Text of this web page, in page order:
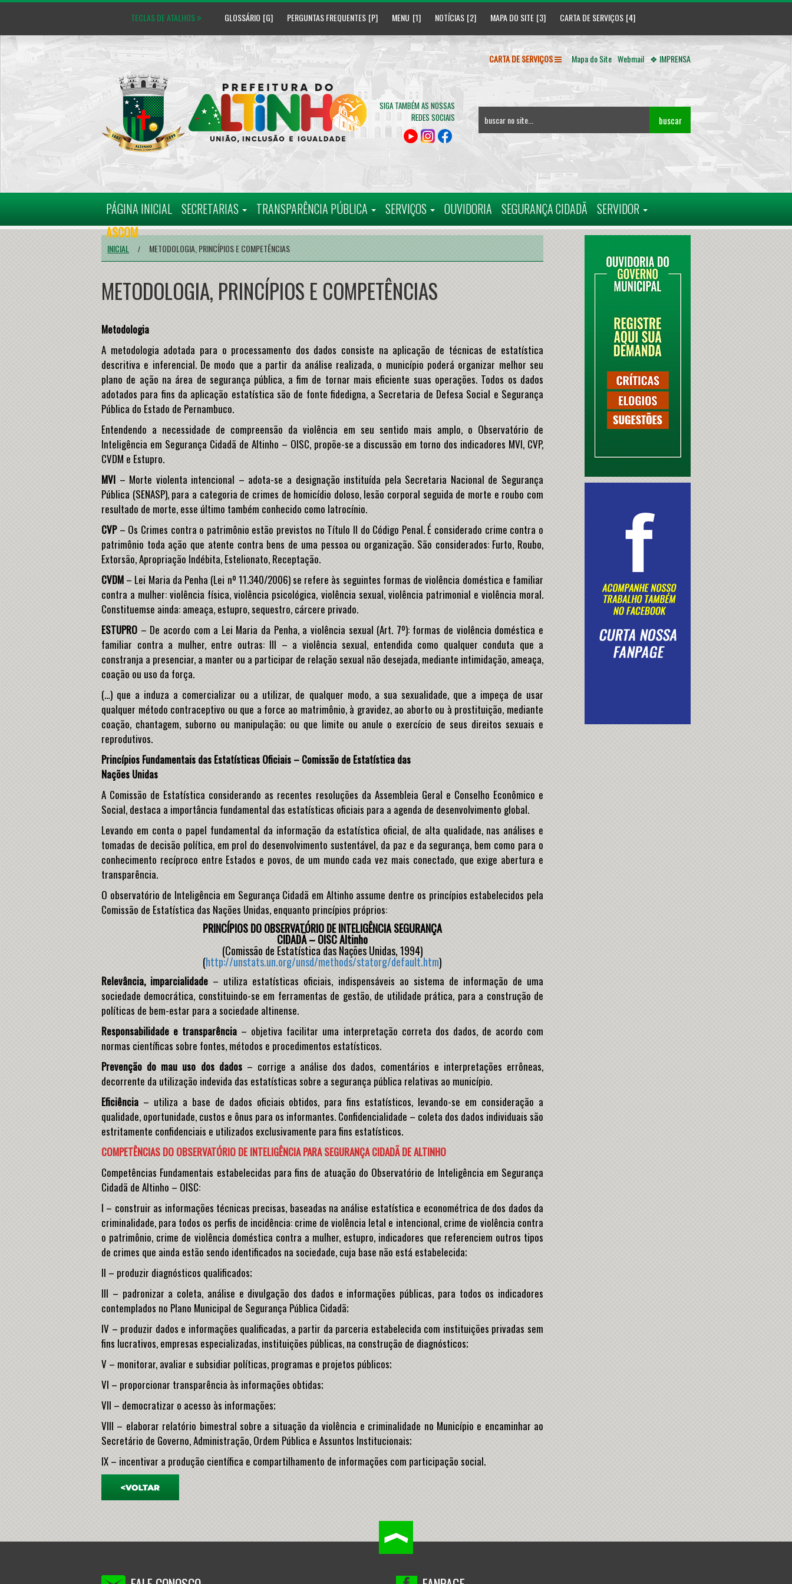
TECLAS DE ATALHOS GLOSSÁRIO PERGUNTAS FREQUENTES MENU NOTÍCIAS MAPA DO SITE CARTA DE SERVIÇOS
❖ IMPRENSA
Webmail
Mapa do Site
CARTA DE SERVIÇOS
buscar
SIGA TAMBÉM AS NOSSAS
REDES SOCIAIS
PÁGINA INICIAL SECRETARIAS TRANSPARÊNCIA PÚBLICA SERVIÇOS OUVIDORIA SEGURANÇA CIDADÃ SERVIDOR
ASCOM
INICIAL / METODOLOGIA, PRINCÍPIOS E COMPETÊNCIAS
METODOLOGIA, PRINCÍPIOS E COMPETÊNCIAS
Metodologia
A metodologia adotada para o processamento dos dados consiste na aplicação de técnicas de estatística
descritiva e inferencial. De modo que a partir da análise realizada, o município poderá organizar melhor seu
plano de ação na área de segurança pública, a fim de tornar mais eficiente suas operações. Todos os dados
adotados para fins da aplicação estatística são de fonte fidedigna, a Secretaria de Defesa Social e Segurança
Pública do Estado de Pernambuco.
Entendendo a necessidade de compreensão da violência em seu sentido mais amplo, o Observatório de
Inteligência em Segurança Cidadã de Altinho – OISC, propõe-se a discussão em torno dos indicadores MVI, CVP,
CVDM e Estupro.
MVI– Morte violenta intencional – adota-se a designação instituída pela Secretaria Nacional de Segurança
Pública (SENASP), para a categoria de crimes de homicídio doloso, lesão corporal seguida de morte e roubo com
resultado de morte, esse último também conhecido como latrocínio.
CVP– Os Crimes contra o patrimônio estão previstos no Título II do Código Penal. É considerado crime contra o
patrimônio toda ação que atente contra bens de uma pessoa ou organização. São considerados: Furto, Roubo,
Extorsão, Apropriação Indébita, Estelionato, Receptação.
CVDM– Lei Maria da Penha (Lei nº 11.340/2006) se refere às seguintes formas de violência doméstica e familiar
contra a mulher: violência física, violência psicológica, violência sexual, violência patrimonial e violência moral.
Constituemse ainda: ameaça, estupro, sequestro, cárcere privado.
ESTUPRO– De acordo com a Lei Maria da Penha, a violência sexual (Art. 7º): formas de violência doméstica e
familiar contra a mulher, entre outras: III – a violência sexual, entendida como qualquer conduta que a
constranja a presenciar, a manter ou a participar de relação sexual não desejada, mediante intimidação, ameaça,
coação ou uso da força.
(…) que a induza a comercializar ou a utilizar, de qualquer modo, a sua sexualidade, que a impeça de usar
qualquer método contraceptivo ou que a force ao matrimônio, à gravidez, ao aborto ou à prostituição, mediante
coação, chantagem, suborno ou manipulação; ou que limite ou anule o exercício de seus direitos sexuais e
reprodutivos.
Princípios Fundamentais das Estatísticas Oficiais – Comissão de Estatística das
Nações Unidas
A Comissão de Estatística considerando as recentes resoluções da Assembleia Geral e Conselho Econômico e
Social, destaca a importância fundamental das estatísticas oficiais para a agenda de desenvolvimento global.
Levando em conta o papel fundamental da informação da estatística oficial, de alta qualidade, nas análises e
tomadas de decisão política, em prol do desenvolvimento sustentável, da paz e da segurança, bem como para o
conhecimento recíproco entre Estados e povos, de um mundo cada vez mais conectado, que exige abertura e
transparência.
O observatório de Inteligência em Segurança Cidadã em Altinho assume dentre os princípios estabelecidos pela
Comissão de Estatística das Nações Unidas, enquanto princípios próprios:
PRINCÍPIOS DO OBSERVATÓRIO DE INTELIGÊNCIA SEGURANÇA
CIDADÃ – OISC Altinho
(Comissão de Estatística das Nações Unidas, 1994)
(http://unstats.un.org/unsd/methods/statorg/default.htm)
Relevância, imparcialidade– utiliza estatísticas oficiais, indispensáveis ao sistema de informação de uma
sociedade democrática, constituindo-se em ferramentas de gestão, de utilidade prática, para a construção de
políticas de bem-estar para a sociedade altinense.
Responsabilidade e transparência– objetiva facilitar uma interpretação correta dos dados, de acordo com
normas científicas sobre fontes, métodos e procedimentos estatísticos.
Prevenção do mau uso dos dados– corrige a análise dos dados, comentários e interpretações errôneas,
decorrente da utilização indevida das estatísticas sobre a segurança pública relativas ao município.
Eficiência– utiliza a base de dados oficiais obtidos, para fins estatísticos, levando-se em consideração a
qualidade, oportunidade, custos e ônus para os informantes. Confidencialidade – coleta dos dados individuais são
estritamente confidenciais e utilizados exclusivamente para fins estatísticos.
COMPETÊNCIAS DO OBSERVATÓRIO DE INTELIGÊNCIA PARA SEGURANÇA CIDADÃ DE ALTINHO
Competências Fundamentais estabelecidas para fins de atuação do Observatório de Inteligência em Segurança
Cidadã de Altinho – OISC:
I – construir as informações técnicas precisas, baseadas na análise estatística e econométrica de dos dados da
criminalidade, para todos os perfis de incidência: crime de violência letal e intencional, crime de violência contra
o patrimônio, crime de violência doméstica contra a mulher, estupro, indicadores que referenciem outros tipos
de crimes que ainda estão sendo identificados na sociedade, cuja base não está estabelecida;
II – produzir diagnósticos qualificados;
III – padronizar a coleta, análise e divulgação dos dados e informações públicas, para todos os indicadores
contemplados no Plano Municipal de Segurança Pública Cidadã;
IV – produzir dados e informações qualificadas, a partir da parceria estabelecida com instituições privadas sem
fins lucrativos, empresas especializadas, instituições públicas, na construção de diagnósticos;
V – monitorar, avaliar e subsidiar políticas, programas e projetos públicos;
VI – proporcionar transparência às informações obtidas;
VII – democratizar o acesso às informações;
VIII – elaborar relatório bimestral sobre a situação da violência e criminalidade no Município e encaminhar ao
Secretário de Governo, Administração, Ordem Pública e Assuntos Institucionais;
IX – incentivar a produção científica e compartilhamento de informações com participação social.